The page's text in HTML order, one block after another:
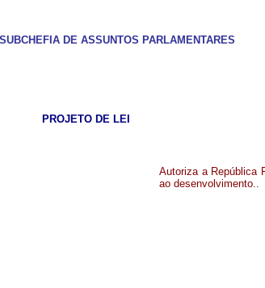
SUBCHEFIA DE ASSUNTOS PARLAMENTARES
PROJETO DE LEI
Autoriza a República
ao desenvolvimento..